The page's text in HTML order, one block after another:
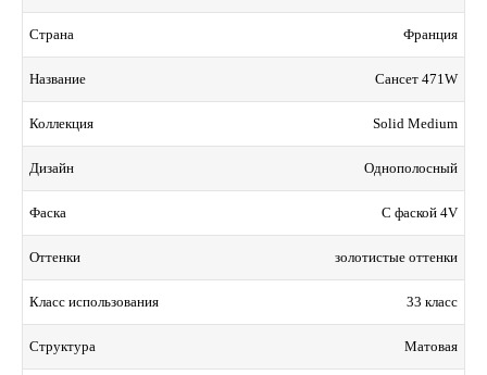
Страна Франция
Название Сансет 471W
Коллекция Solid Medium
Дизайн Однополосный
Фаска С фаской 4V
Оттенки золотистые оттенки
Класс использования 33 класс
Структура Матовая